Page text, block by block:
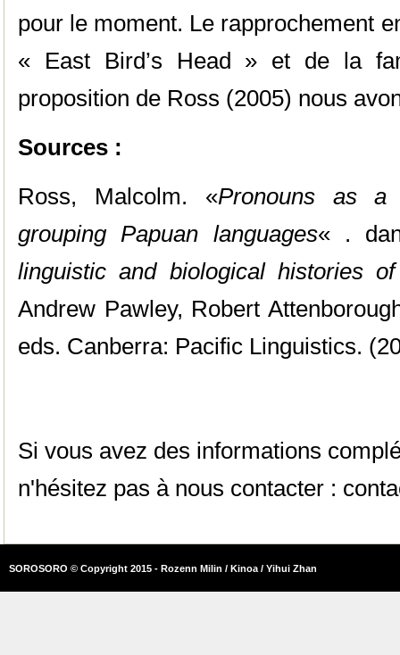
pour le moment. Le rapprochement
« East Bird’s Head » et de la
proposition de Ross (2005) nous
Sources :
Ross, Malcolm. «Pronouns as a
grouping Papuan languages« .
linguistic and biological histories
Andrew Pawley, Robert
eds. Canberra: Pacific Linguistics.
Si vous avez des informations
n'hésitez pas à nous contacter :
SOROSORO © Copyright 2015 - Rozenn Milin / Kinoa / Yihui Zhan